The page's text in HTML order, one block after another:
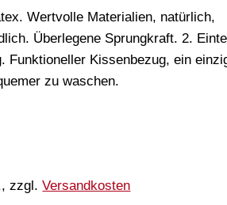
Wertvolle Materialien, natürlich,
Überlegene Sprungkraft. 2.
Funktioneller Kissenbezug, ein
zu waschen.
zzgl.Versandkosten